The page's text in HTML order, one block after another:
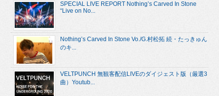
SPECIAL LIVE REPORT Nothing’s Carved In Stone
“Live on No...
Nothing’s Carved In Stone Vo./G.村松拓 続・たっきゅん
のキ...
VELTPUNCH 無観客配信LIVEのダイジェスト版（厳選3
曲）Youtub...